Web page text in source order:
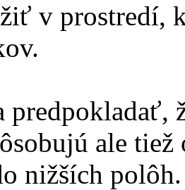
v prostredí,
predpokladať,
ale tiež
nižších